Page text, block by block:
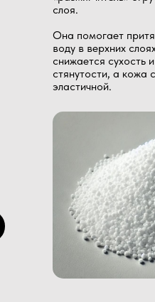
слоя.
Она помогает
воду в верхних
снижается сухость
стянутости, а кожа
эластичной.